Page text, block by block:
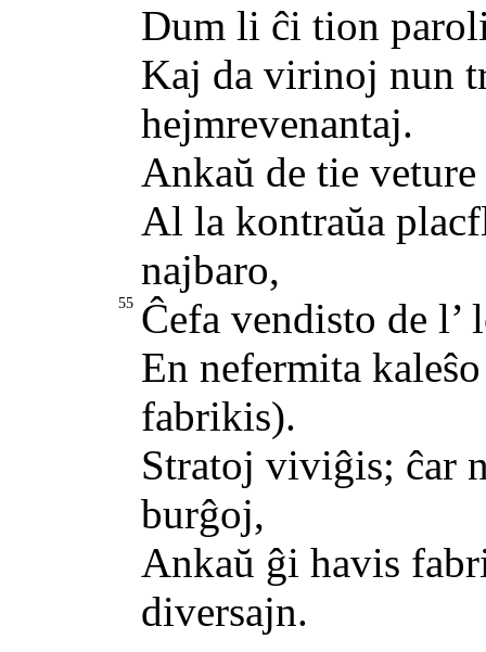
Dum li ĉi tion
Kaj da virinoj nun
hejmrevenantaj.
Ankaŭ de tie
Al la kontraŭa
najbaro,
Ĉefa vendisto de l’
55
En nefermita
fabrikis).
Stratoj viviĝis; ĉar
burĝoj,
Ankaŭ ĝi havis
diversajn.